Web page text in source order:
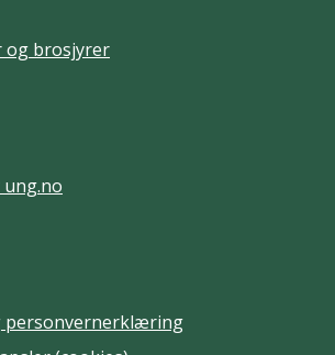
og brosjyrer
personvernerklæring